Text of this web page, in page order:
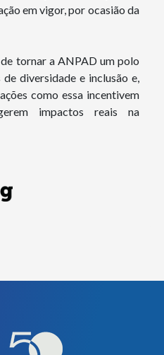
em vigor, por ocasião da
tornar a ANPAD um polo
diversidade e inclusão e,
como essa incentivem
impactos reais na